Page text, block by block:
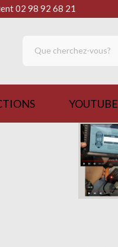
ㅤㅤㅤ02 98 92 68 21
YOUTUBE